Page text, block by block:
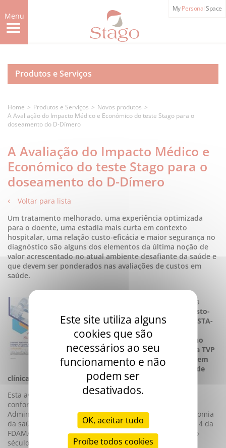
to
main
content
Menu
MyPersonalSpace
Produtos e Serviços
Home Produtos e Serviços
Novos produtos
A Avaliação do Impacto Médico e Económico do teste Stago para o
doseamento do D-Dímero
A Avaliação do Impacto Médico e
Económico do teste Stago para o
doseamento do D-Dímero
Voltar para lista
Um tratamento melhorado, uma experiência optimizada
para o doente, uma estadia mais curta em contexto
hospitalar, uma relação custo-eficácia e maior segurança no
diagnóstico são alguns dos elementos da última noção de
valor acrescentado no atual ambiente desafiante da saúde e
que devem ser ponderados nas avaliações de custos em
saúde.
Neste contexto, a Stago adjudicou à Alira
estudo de custo-
efectividade, que permitiu comparar o STA-
Liatest D-Di com outros testes de
doseamento de D-Dímero disponíveis no
mercado, com efeito para a exclusão da TVP
quando este de dosemento é utilizado em
conjunto com um score de probabilidade
clínica pré-teste.
Esta avaliação médica e económica foi realizada em
conformidade com a definição da Federal Drug
Administration (FDA) em termos de informação em economia
da saúde (HCEI), secção 502(a), modificada pela seção 114 da
FDAMA e a seção 3037 da lei sobre cuidados médicos do
século 21.
Este site utiliza alguns
cookies que são
necessários ao seu
funcionamento e não
podem ser
desativados.
OK, aceitar tudo
Proíbe todos cookies